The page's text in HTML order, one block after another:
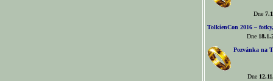
Dne
TolkienCon 2016 –
Dne
Pozvánka na
Dne